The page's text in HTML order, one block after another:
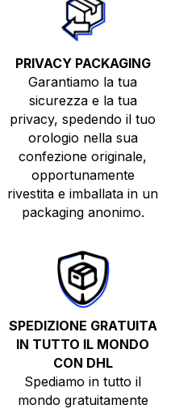
PRIVACY PACKAGING
Garantiamo la tua
sicurezza e la tua
privacy, spedendo il tuo
orologio nella sua
confezione originale,
opportunamente
rivestita e imballata in un
packaging anonimo.
SPEDIZIONE GRATUITA
IN TUTTO IL MONDO
CON DHL
Spediamo in tutto il
mondo gratuitamente